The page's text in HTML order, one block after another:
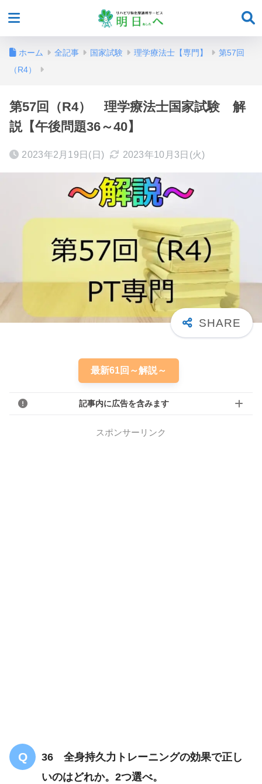
ホーム 全記事 国家試験 理学療法士【専門】
第57回
（R4）
第57回（R4） 理学療法士国家試験 解
説【午後問題36～40】
2023年2月19日(日) 2023年10月3日(火)
最新61回～解説～
記事内に広告を含みます
スポンサーリンク
36 全身持久力トレーニングの効果で正し
いのはどれか。2つ選べ。